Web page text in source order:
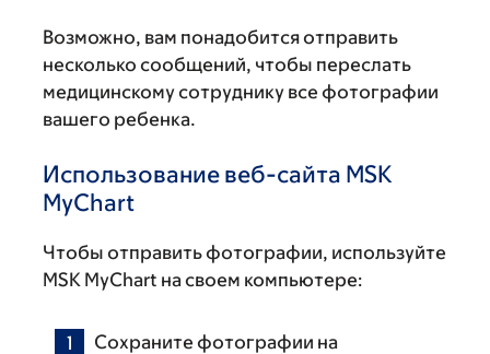
Возможно, вам понадобится отправить
несколько сообщений, чтобы переслать
медицинскому сотруднику все фотографии
вашего ребенка.
Использование веб-сайта MSK
MyChart
Чтобы отправить фотографии, используйте
MSK MyChart на своем компьютере:
Сохраните фотографии на